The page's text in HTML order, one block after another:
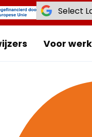
Voor